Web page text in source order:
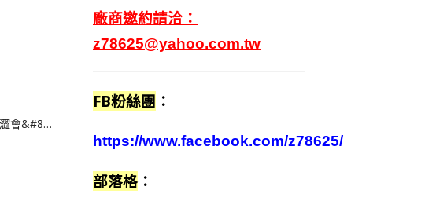
會&#8…
廠商邀約請洽：
z78625@yahoo.com.tw
FB粉絲團 ：
https://www.facebook.com/z78625/
部落格 ：